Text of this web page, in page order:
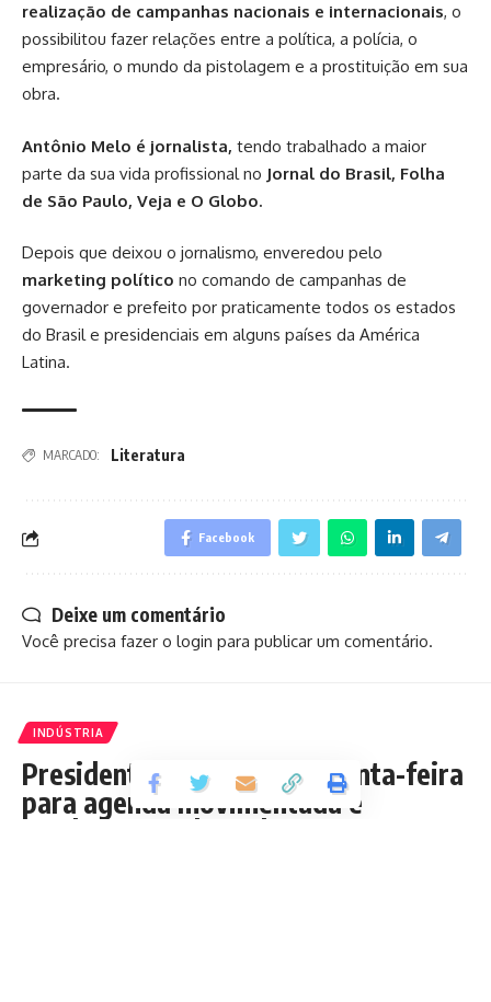
realização de campanhas nacionais e internacionais, o
possibilitou fazer relações entre a política, a polícia, o
empresário, o mundo da pistolagem e a prostituição em sua
obra.
Antônio Melo é jornalista, tendo trabalhado a maior
parte da sua vida profissional no Jornal do Brasil, Folha
de São Paulo, Veja e O Globo.
Depois que deixou o jornalismo, enveredou pelo
marketing político no comando de campanhas de
governador e prefeito por praticamente todos os estados
do Brasil e presidenciais em alguns países da América
Latina.
MARCADO: Literatura
Facebook
Deixe um comentário
Você precisa fazer o login para publicar um comentário.
INDÚSTRIA
Presidente da CNI chega quinta-feira
para agenda movimentada e
condecorar o dono da Canopus